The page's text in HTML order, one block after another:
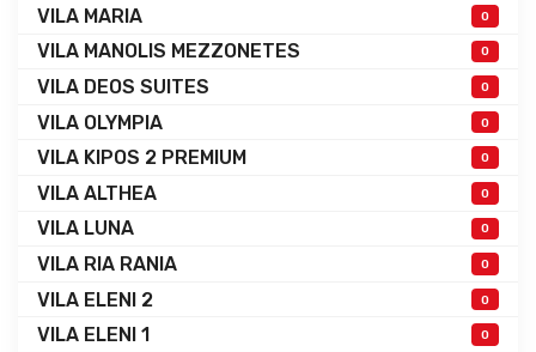
VILA MARIA 0
VILA MANOLIS MEZZONETES 0
VILA DEOS SUITES 0
VILA OLYMPIA 0
VILA KIPOS 2 PREMIUM 0
VILA ALTHEA 0
VILA LUNA 0
VILA RIA RANIA 0
VILA ELENI 2 0
VILA ELENI 1 0